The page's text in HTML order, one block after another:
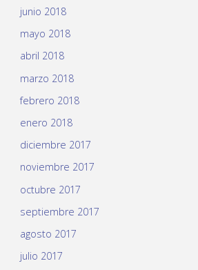
junio 2018
mayo 2018
abril 2018
marzo 2018
febrero 2018
enero 2018
diciembre 2017
noviembre 2017
octubre 2017
septiembre 2017
agosto 2017
julio 2017